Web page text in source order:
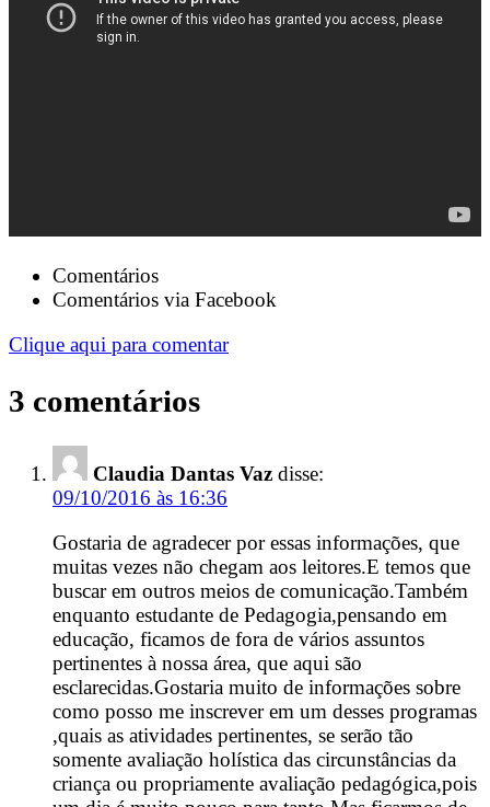
Comentários
Comentários via Facebook
Clique aqui para comentar
3 comentários
Claudia Dantas Vaz disse:
09/10/2016 às 16:36
Gostaria de agradecer por essas informações, que
muitas vezes não chegam aos leitores.E temos que
buscar em outros meios de comunicação.Também
enquanto estudante de Pedagogia,pensando em
educação, ficamos de fora de vários assuntos
pertinentes à nossa área, que aqui são
esclarecidas.Gostaria muito de informações sobre
como posso me inscrever em um desses programas
,quais as atividades pertinentes, se serão tão
somente avaliação holística das circunstâncias da
criança ou propriamente avaliação pedagógica,pois